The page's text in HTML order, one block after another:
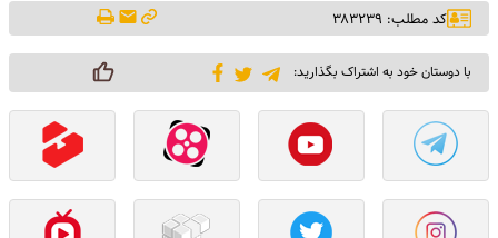
کد مطلب: ۳۸۳۲۳۹
با دوستان خود به اشتراک بگذارید: